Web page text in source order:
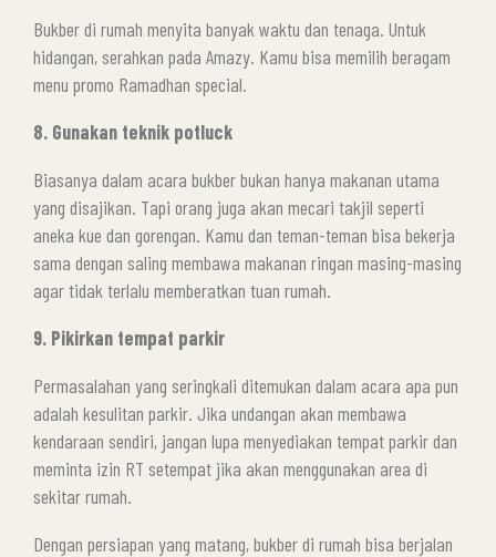
Bukber di rumah menyita banyak waktu dan tenaga. Untuk
hidangan, serahkan pada Amazy. Kamu bisa memilih beragam
menu promo Ramadhan special.
8. Gunakan teknik potluck
Biasanya dalam acara bukber bukan hanya makanan utama
yang disajikan. Tapi orang juga akan mecari takjil seperti
aneka kue dan gorengan. Kamu dan teman-teman bisa bekerja
sama dengan saling membawa makanan ringan masing-masing
agar tidak terlalu memberatkan tuan rumah.
9. Pikirkan tempat parkir
Permasalahan yang seringkali ditemukan dalam acara apa pun
adalah kesulitan parkir. Jika undangan akan membawa
kendaraan sendiri, jangan lupa menyediakan tempat parkir dan
meminta izin RT setempat jika akan menggunakan area di
sekitar rumah.
Dengan persiapan yang matang, bukber di rumah bisa berjalan